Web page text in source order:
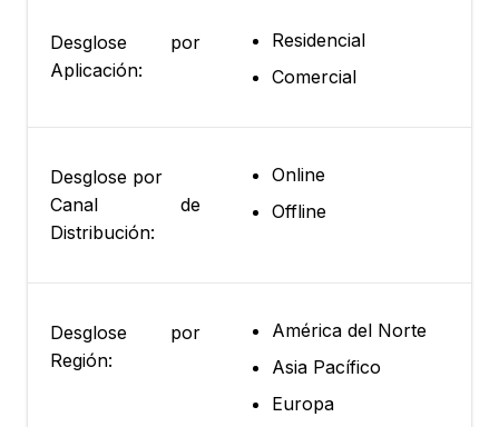
Desglose por
Aplicación:
Residencial
Comercial
Desglose por
Canal de
Distribución:
Online
Offline
Desglose por
Región:
América del Norte
Asia Pacífico
Europa